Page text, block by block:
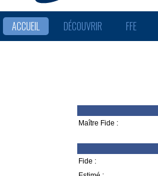
ACCUEIL DÉCOUVRIR FFE
Maître Fide :
Fide :